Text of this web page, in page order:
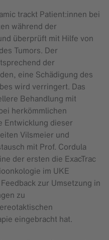
trackt Patient:innen bei
während der
überprüft mit Hilfe von
Tumors. Der
der
eine Schädigung des
wird verringert. Das
Behandlung mit
herkömmlichen
Entwicklung dieser
Vilsmeier und
mit Prof. Cordula
der ersten die ExacTrac
im UKE
zur Umsetzung in
zu
eingebracht hat.